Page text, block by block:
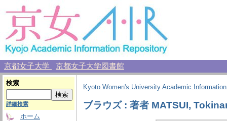
京都女子大学 京都女子大学図書館
検索
詳細検索
ホーム
Kyoto Women's University Academic
ブラウズ : 著者 MATSUI,